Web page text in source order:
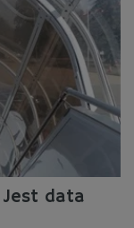
Jest data